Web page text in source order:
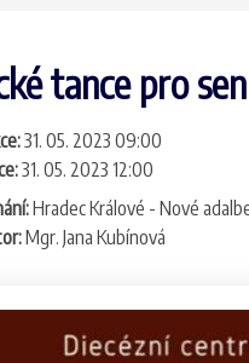
tance pro
31. 05. 2023 09:00
31. 05. 2023 12:00
Hradec Králové - Nové
Mgr. Jana Kubínová